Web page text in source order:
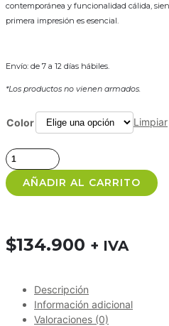
contemporánea y funcionalidad cálida,
primera impresión es esencial.
Envío: de 7 a 12 días hábiles.
*Los productos no vienen armados.
Color Limpiar
Poltrona
Frida
cantidad
AÑADIR AL CARRITO
$134.900 + IVA
Descripción
Información adicional
Valoraciones (0)